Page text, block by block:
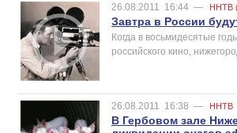
26.08.2011 16:44 — ННТВ
Завтра в России
Когда в восьмидесятые
российского кино,
26.08.2011 16:38 — ННТВ
В Гербовом зале